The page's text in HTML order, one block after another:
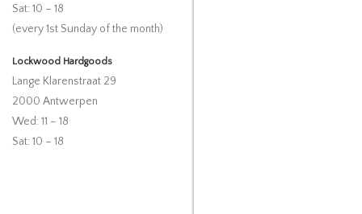
Sat: 10 – 18
(every 1st Sunday of the month)
Lockwood Hardgoods
Lange Klarenstraat 29
2000 Antwerpen
Wed: 11 – 18
Sat: 10 – 18